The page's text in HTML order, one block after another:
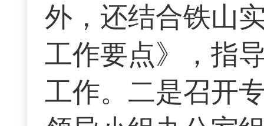
外，还结合铁山
工作要点》，指
工作。二是召开